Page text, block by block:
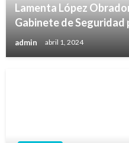
Lamenta López
Gabinete de
admin abril 1, 2024